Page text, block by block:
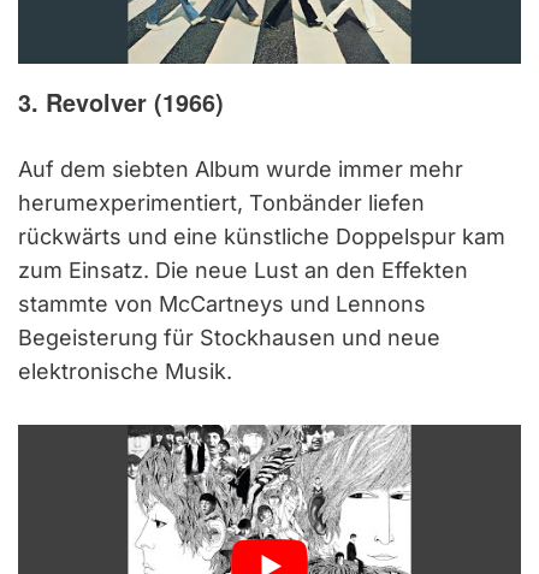
3. Revolver (1966)
Auf dem siebten Album wurde immer mehr
herumexperimentiert, Tonbänder liefen
rückwärts und eine künstliche Doppelspur kam
zum Einsatz. Die neue Lust an den Effekten
stammte von McCartneys und Lennons
Begeisterung für Stockhausen und neue
elektronische Musik.